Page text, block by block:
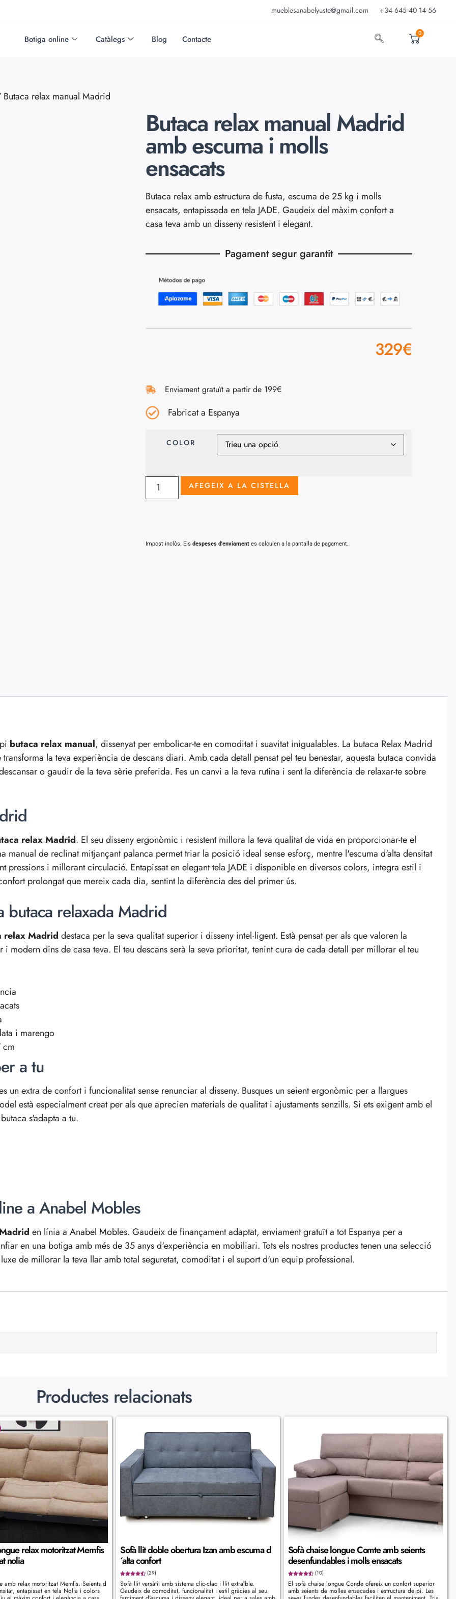
mueblesanabelyuste@gmail.com +34 645 40 14 56
Botiga online Catàlegs Blog Contacte
0
relax manual Madrid
Butaca relax manual Madrid
amb escuma i molls
ensacats
Butaca relax amb estructura de fusta, escuma de 25 kg i molls
ensacats, entapissada en tela JADE. Gaudeix del màxim confort a
casa teva amb un disseny resistent i elegant.
Pagament segur garantit
329€
Enviament gratuït a partir de 199€
Fabricat a Espanya
COLOR
AFEGEIX A LA CISTELLA
Impost inclòs. Els despeses d'enviament es calculen a la pantalla de pagament.
butaca relax manual, dissenyat per embolicar-te en comoditat i suavitat inigualables. La butaca Relax Madrid
la teva experiència de descans diari. Amb cada detall pensat pel teu benestar, aquesta butaca convida
o gaudir de la teva sèrie preferida. Fes un canvi a la teva rutina i sent la diferència de relaxar-te sobre
relax Madrid. El seu disseny ergonòmic i resistent millora la teva qualitat de vida en proporcionar-te el
manual de reclinat mitjançant palanca permet triar la posició ideal sense esforç, mentre l'escuma d'alta densitat
pressions i millorant circulació. Entapissat en elegant tela JADE i disponible en diversos colors, integra estil i
prolongat que mereix cada dia, sentint la diferència des del primer ús.
butaca relaxada Madrid
relax Madrid destaca per la seva qualitat superior i disseny intel·ligent. Està pensat per als que valoren la
dins de casa teva. El teu descans serà la seva prioritat, tenint cura de cada detall per millorar el teu
i marengo
cm
a tu
un extra de confort i funcionalitat sense renunciar al disseny. Busques un seient ergonòmic per a llargues
està especialment creat per als que aprecien materials de qualitat i ajustaments senzills. Si ets exigent amb el
s'adapta a tu.
a Anabel Mobles
en línia a Anabel Mobles. Gaudeix de finançament adaptat, enviament gratuït a tot Espanya per a
en una botiga amb més de 35 anys d'experiència en mobiliari. Tots els nostres productes tenen una selecció
de millorar la teva llar amb total seguretat, comoditat i el suport d'un equip professional.
Productes relacionats
relax motoritzat Memfis
nolia
amb relax motoritzat Memfis. Seients d
entapissat en tela Nolia i colors
Sofà llit doble obertura Izan amb escuma d
´alta confort
(29)
Sofà llit versàtil amb sistema clic-clac i llit extraïble.
Gaudeix de comoditat, funcionalitat i estil gràcies al seu
Sofà chaise longue Comte amb seients
desenfundables i molls ensacats
(10)
El sofà chaise longue Conde ofereix un confort superior
amb seients de molles ensacades i estructura de pi. Les